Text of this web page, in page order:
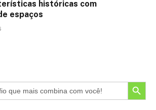
históricas com
espaços
SEARCH BUTTON